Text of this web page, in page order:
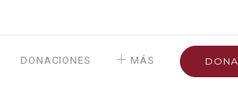
DONACIONES MÁS